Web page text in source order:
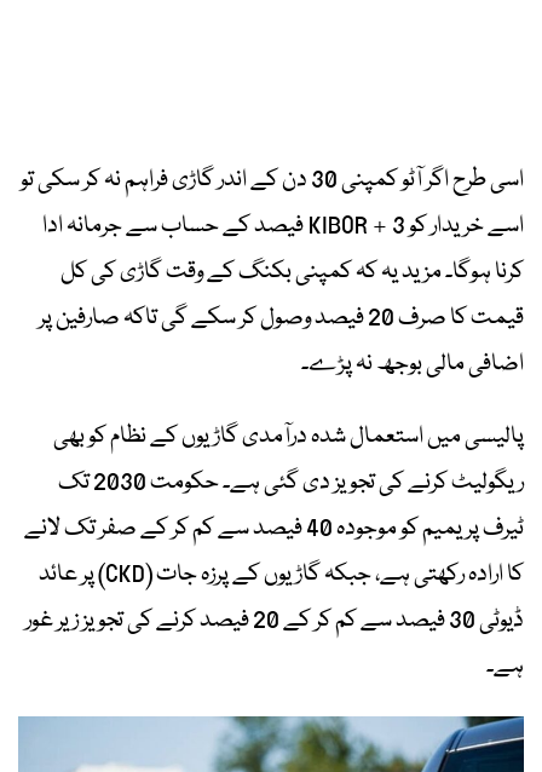
اسی طرح اگر آٹو کمپنی 30 دن کے اندر گاڑی فراہم نہ کر سکی تو
اسے خریدار کو KIBOR + 3 فیصد کے حساب سے جرمانہ ادا
کرنا ہوگا۔ مزید یہ کہ کمپنی بکنگ کے وقت گاڑی کی کل
قیمت کا صرف 20 فیصد وصول کر سکے گی تاکہ صارفین پر
اضافی مالی بوجھ نہ پڑے۔
پالیسی میں استعمال شدہ درآمدی گاڑیوں کے نظام کو بھی
ریگولیٹ کرنے کی تجویز دی گئی ہے۔ حکومت 2030 تک
ٹیرف پریمیم کو موجودہ 40 فیصد سے کم کر کے صفر تک لانے
کا ارادہ رکھتی ہے، جبکہ گاڑیوں کے پرزہ جات (CKD) پر عائد
ڈیوٹی 30 فیصد سے کم کر کے 20 فیصد کرنے کی تجویز زیر غور
ہے۔